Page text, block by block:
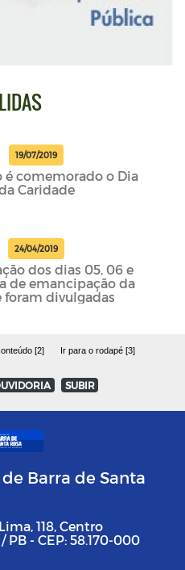
19/07/2019
é comemorado o Dia
Caridade
24/04/2019
dos dias 05, 06 e
de emancipação da
foram divulgadas
[2] Ir para o rodapé [3]
SUBIR
Barra de Santa
118, Centro
PB - CEP: 58.170-000